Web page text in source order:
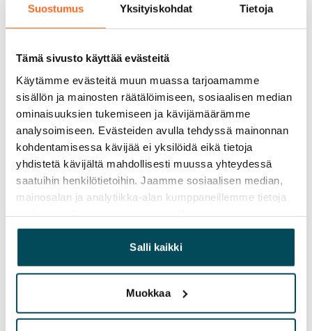
Suostumus Yksityiskohdat Tietoja
Tämä sivusto käyttää evästeitä
Käytämme evästeitä muun muassa tarjoamamme
sisällön ja mainosten räätälöimiseen, sosiaalisen median
ominaisuuksien tukemiseen ja kävijämäärämme
analysoimiseen. Evästeiden avulla tehdyssä mainonnan
kohdentamisessa kävijää ei yksilöidä eikä tietoja
yhdistetä kävijältä mahdollisesti muussa yhteydessä
saatuihin henkilötietoihin. Jaamme sosiaalisen median,
mainosalan ja analytiikka-alan kumppaneillemme tietoja
yhdistää näitä tietoja muihin tietoihin, joita olet antanut
heille tai joita on kerätty, kun olet käyttänyt heidän
palvelujaan.
Salli kaikki
Muokkaa
pyykinpesukoneelle ja kuivausrummulle.
Sopimus ja maksut
Vapautuminen
Vuokrattu
Varallisuusrajat
Ei
Vuokra
0 €, (yrityksille min. 1 kk vuokra)
Pakollinen, ei sisälly vuokraan